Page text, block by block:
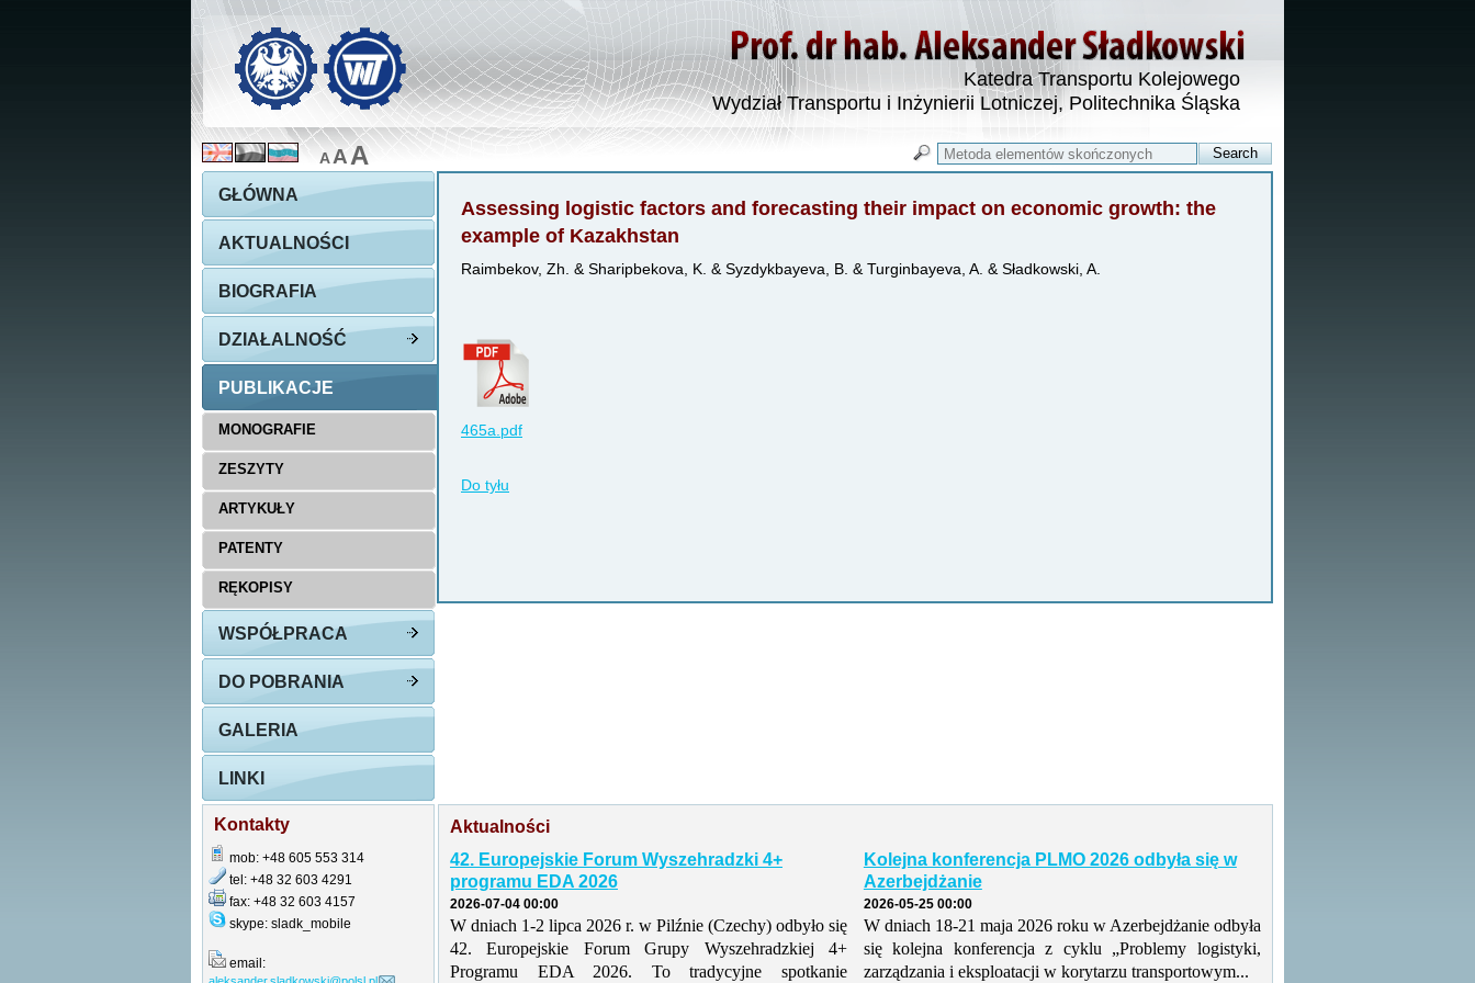
Katedra Transportu Kolejowego
Wydział Transportu i Inżynierii Lotniczej, Politechnika Śląska
AAA
Assessing logistic factors and forecasting their impact on economic growth: the
example of Kazakhstan
Raimbekov, Zh. & Sharipbekova, K. & Syzdykbayeva, B. & Turginbayeva, A. & Sładkowski, A.
465a.pdf
Do tyłu
GŁÓWNA
AKTUALNOŚCI
BIOGRAFIA
DZIAŁALNOŚĆ
PUBLIKACJE
MONOGRAFIE
ZESZYTY
ARTYKUŁY
PATENTY
RĘKOPISY
WSPÓŁPRACA
DO POBRANIA
GALERIA
LINKI
Kontakty
mob: +48 605 553 314
tel: +48 32 603 4291
fax: +48 32 603 4157
skype: sladk_mobile
email:
Aktualności
42. Europejskie Forum Wyszehradzki 4+
programu EDA 2026
2026-07-04 00:00
W dniach 1-2 lipca 2026 r. w Pilźnie (Czechy) odbyło się
42. Europejskie Forum Grupy Wyszehradzkiej 4+
Programu EDA 2026. To tradycyjne spotkanie
Kolejna konferencja PLMO 2026 odbyła się w
Azerbejdżanie
2026-05-25 00:00
W dniach 18-21 maja 2026 roku w Azerbejdżanie odbyła
się kolejna konferencja z cyklu „Problemy logistyki,
zarządzania i eksploatacji w korytarzu transportowym...